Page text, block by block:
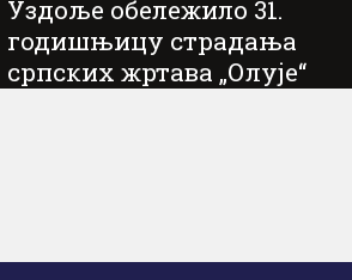
Уздоље обележило 31.
годишњицу страдања
српских жртава „Олује“